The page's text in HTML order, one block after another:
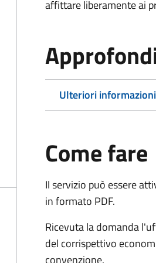
affittare liberamente ai
Ulteriori informazioni
Come fare
Il servizio può essere
in formato PDF.
Ricevuta la domanda
del corrispettivo
convenzione.